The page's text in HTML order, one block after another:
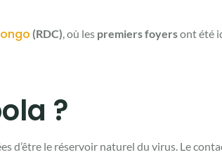
(RDC), où les premiers foyersont été
?
d’être le réservoir naturel du virus. Le